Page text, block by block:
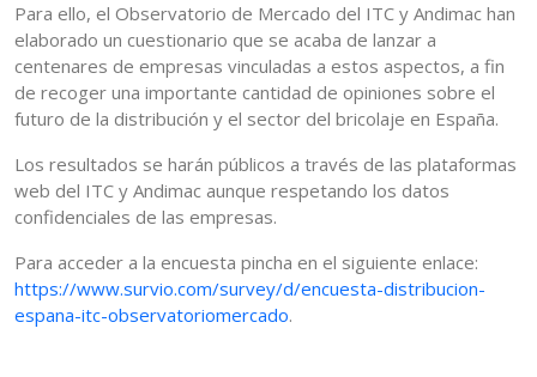
Para ello, el Observatorio de Mercado del ITC y Andimac han
elaborado un cuestionario que se acaba de lanzar a
centenares de empresas vinculadas a estos aspectos, a fin
de recoger una importante cantidad de opiniones sobre el
futuro de la distribución y el sector del bricolaje en España.
Los resultados se harán públicos a través de las plataformas
web del ITC y Andimac aunque respetando los datos
confidenciales de las empresas.
Para acceder a la encuesta pincha en el siguiente enlace:
https://www.survio.com/survey/d/encuesta-distribucion-
espana-itc-observatoriomercado.